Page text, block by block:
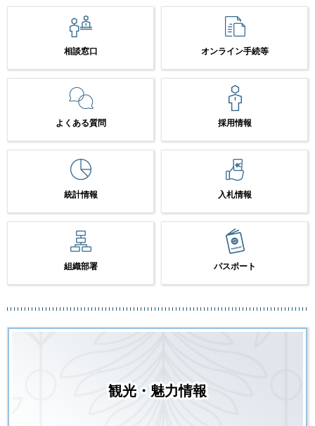
相談窓口 オンライン手続等
よくある質問 採用情報
統計情報 入札情報
組織部署 パスポート
観光・魅力情報